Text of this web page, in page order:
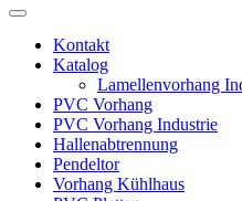
Kontakt
Katalog
Lamellenvorhang
PVC Vorhang
PVC Vorhang Industrie
Hallenabtrennung
Pendeltor
Vorhang Kühlhaus